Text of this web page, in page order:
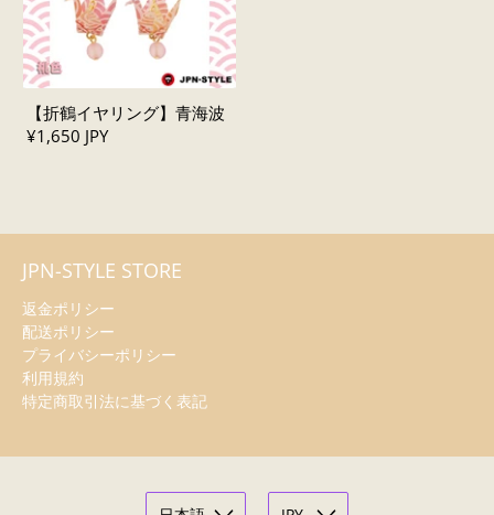
【折鶴イヤリング】青海波
¥1,650 JPY
JPN-STYLE STORE
返金ポリシー
配送ポリシー
プライバシーポリシー
利用規約
特定商取引法に基づく表記